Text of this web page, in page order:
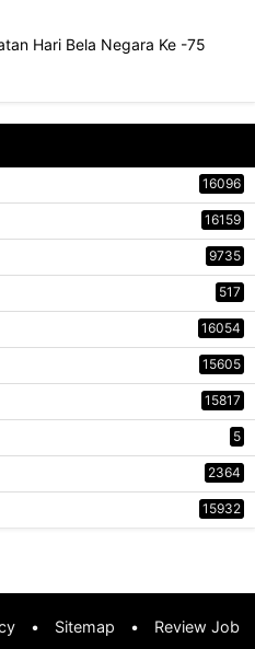
Hari Bela Negara Ke -75
16096
16159
9735
517
16054
15605
15817
5
2364
15932
• Sitemap • Review Job